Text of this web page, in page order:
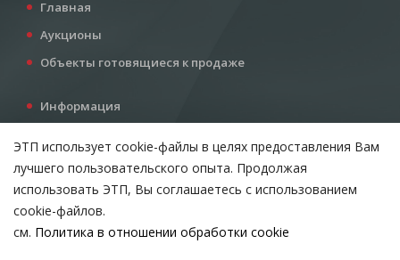
Главная
Аукционы
Объекты готовящиеся к продаже
Информация
Все для инвестора
Контакты
Возникли вопросы?
ЭТП использует cookie-файлы в целях предоставления Вам
лучшего пользовательского опыта. Продолжая
использовать ЭТП, Вы соглашаетесь с использованием
cookie-файлов.
см. Политика в отношении обработки cookie